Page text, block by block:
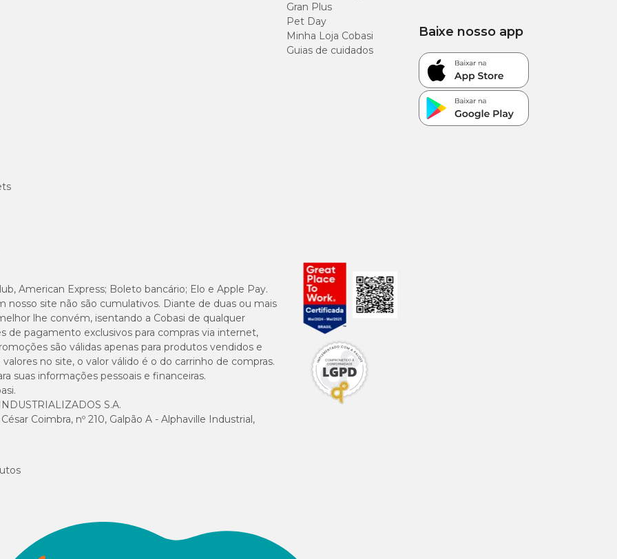
como ingrediente principal. Além dela, a formulação contém os
thuringiensis e/ou Agrobacterium tumefaciens e/ou Streptomyces viridochromogenes e/ou
níveis de garantia para a
100 g/kg 10,00%
220 g/kg
80 g/kg 8,00%
8,50%
40 g/kg
Gran Plus
Pet Day
Minha Loja Cobasi
Guias de cuidados
Baixe nosso app
American Express; Boleto bancário; Elo e Apple Pay.
nosso site não são cumulativos. Diante de duas ou mais
lhe convém, isentando a Cobasi de qualquer
de pagamento exclusivos para compras via internet,
são válidas apenas para produtos vendidos e
no site, o valor válido é o do carrinho de compras.
suas informações pessoais e financeiras.
S.A.
Coimbra, nº 210, Galpão A - Alphaville Industrial,